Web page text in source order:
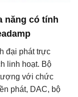
năng có tính
đại phát trực
linh hoạt. Bộ
với chức
phát, DAC, bộ